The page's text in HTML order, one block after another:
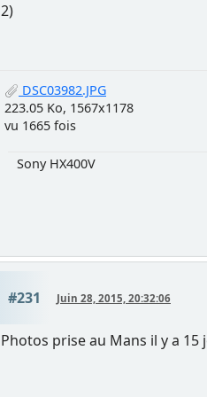
2)
DSC03982.JPG
223.05 Ko, 1567x1178
vu 1665 fois
Sony HX400V
#231 Juin 28, 2015, 20:32:06
Photos prise au Mans il y a 15